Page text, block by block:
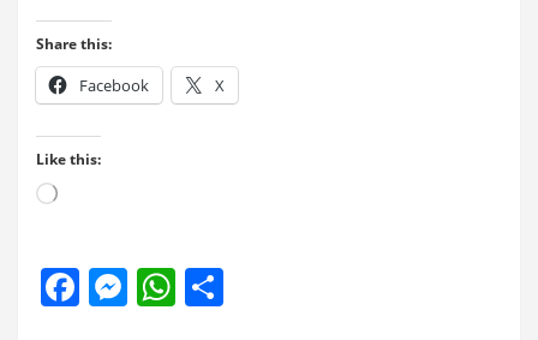
Share this:
Facebook X
Like this:
Loading…
F
M W